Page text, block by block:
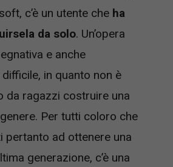
c’è un utente che ha
da solo. Un’opera
e anche
in quanto non è
da ragazzi costruire una
Per tutti coloro che
pertanto ad ottenere una
generazione, c’è una